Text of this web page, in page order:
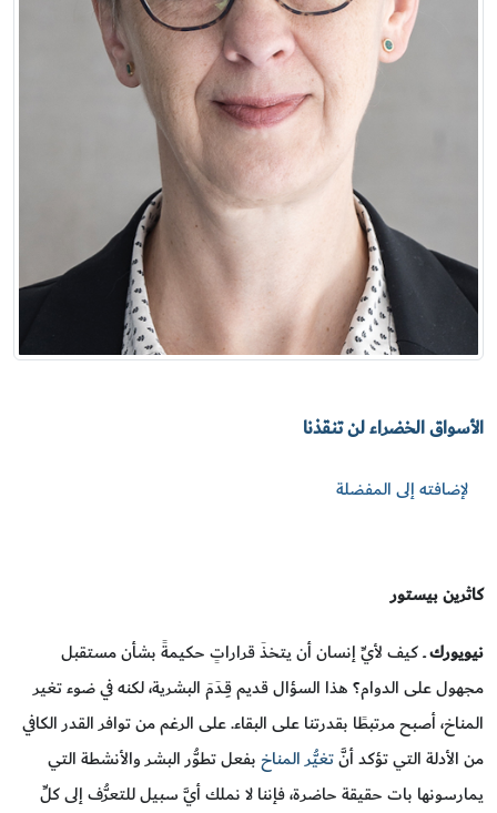
الأسواق الخضراء لن تنقذنا
لإضافته إلى المفضلة
كاثرين بيستور
نيويوركــ كيف لأيِّ إنسان أن يتخذَ قراراتٍ حكيمةً بشأن مستقبل
مجهول على الدوام؟ هذا السؤال قديم قِـدَمَ البشرية، لكنه في ضوء تغير
المناخ، أصبح مرتبطًا بقدرتنا على البقاء. على الرغم من توافر القدر الكافي
من الأدلة التي تؤكد أنَّتغيُّر المناخ بفعل تطوُّر البشر والأنشطة التي
يمارسونها بات حقيقة حاضرة، فإننا لا نملك أيَّ سبيل للتعرُّف إلى كلِّ